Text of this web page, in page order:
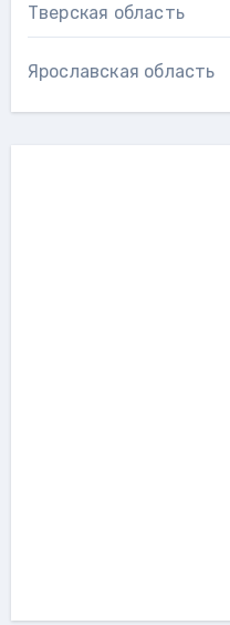
Тверская область
Ярославская область